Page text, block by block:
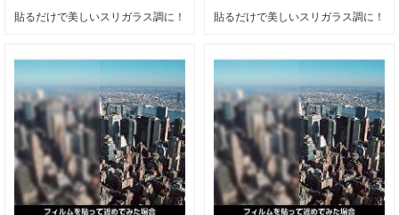
貼るだけで美しいスリガラス調に！
貼るだけで美しいスリガラス調に！